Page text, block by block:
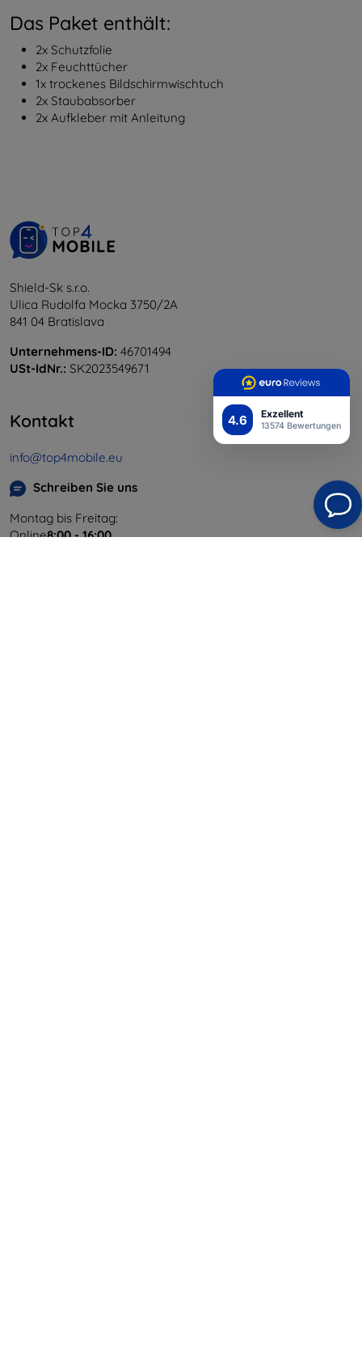
4.6 Exzellent
13574 Bewertungen
Das Paket enthält:
2x Schutzfolie
2x Feuchttücher
1x trockenes Bildschirmwischtuch
2x Staubabsorber
2x Aufkleber mit Anleitung
Shield-Sk s.r.o.
Ulica Rudolfa Mocka 3750/2A
841 04 Bratislava
Unternehmens-ID: 46701494
USt-IdNr.: SK2023549671
Kontakt
info@top4mobile.eu
Schreiben Sie uns
Montag bis Freitag:
Online8:00 - 16:00